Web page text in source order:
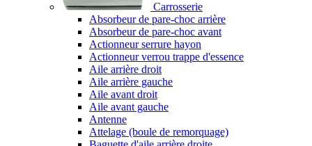
Carrosserie
Absorbeur de pare-choc arrière
Absorbeur de pare-choc avant
Actionneur serrure hayon
Actionneur verrou trappe d'essence
Aile arrière droit
Aile arrière gauche
Aile avant droit
Aile avant gauche
Antenne
Attelage (boule de remorquage)